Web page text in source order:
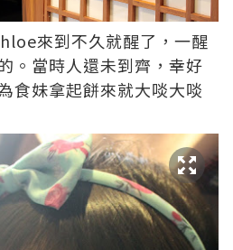
來到不久就醒了，一醒
。當時人還未到齊，幸好
食妹拿起餅來就大啖大啖